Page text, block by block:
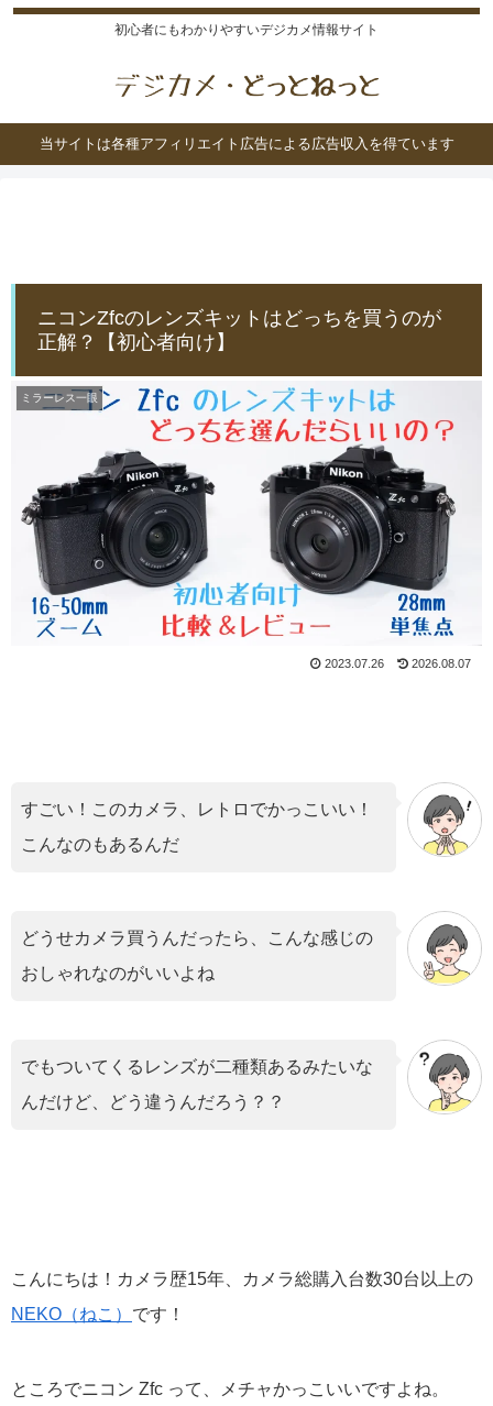
初心者にもわかりやすいデジカメ情報サイト
当サイトは各種アフィリエイト広告による広告収入を得ています
ニコンZfcのレンズキットはどっちを買うのが
正解？【初心者向け】
ミラーレス一眼
2023.07.26 2026.08.07
すごい！このカメラ、レトロでかっこいい！
こんなのもあるんだ
どうせカメラ買うんだったら、こんな感じの
おしゃれなのがいいよね
でもついてくるレンズが二種類あるみたいな
んだけど、どう違うんだろう？？
こんにちは！カメラ歴15年、カメラ総購入台数30台以上の
NEKO（ねこ） です！
ところでニコン Zfc って、メチャかっこいいですよね。